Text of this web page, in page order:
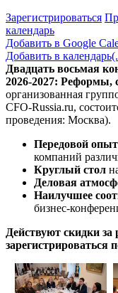
Зарегистрироваться
календарь
Добавить в Google
Добавить в
Двадцать восьмая
2026-2027: Реформы,
организованная
CFO-Russia.ru,
проведения: Москва).
Передовой
компаний
Круглый стол
Деловая
Наилучшее
бизнес-
Действуют скидки
зарегистрироваться